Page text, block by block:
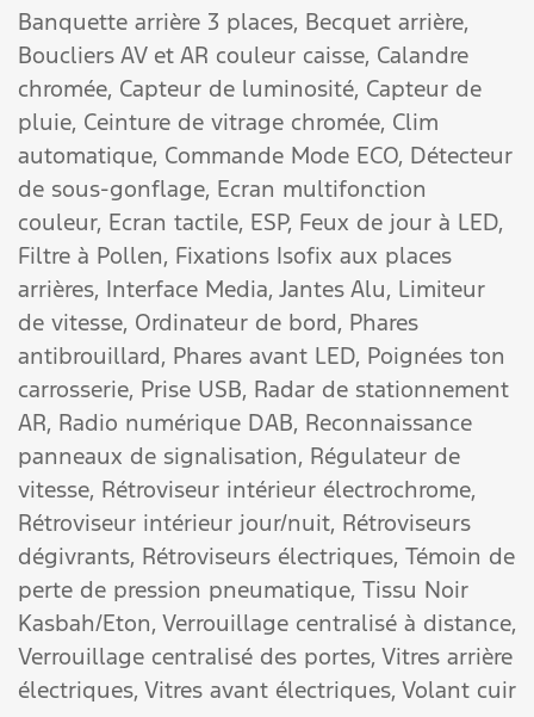
Banquette arrière 3 places, Becquet arrière,
Boucliers AV et AR couleur caisse, Calandre
chromée, Capteur de luminosité, Capteur de
pluie, Ceinture de vitrage chromée, Clim
automatique, Commande Mode ECO, Détecteur
de sous-gonflage, Ecran multifonction
couleur, Ecran tactile, ESP, Feux de jour à LED,
Filtre à Pollen, Fixations Isofix aux places
arrières, Interface Media, Jantes Alu, Limiteur
de vitesse, Ordinateur de bord, Phares
antibrouillard, Phares avant LED, Poignées ton
carrosserie, Prise USB, Radar de stationnement
AR, Radio numérique DAB, Reconnaissance
panneaux de signalisation, Régulateur de
vitesse, Rétroviseur intérieur électrochrome,
Rétroviseur intérieur jour/nuit, Rétroviseurs
dégivrants, Rétroviseurs électriques, Témoin de
perte de pression pneumatique, Tissu Noir
Kasbah/Eton, Verrouillage centralisé à distance,
Verrouillage centralisé des portes, Vitres arrière
électriques, Vitres avant électriques, Volant cuir